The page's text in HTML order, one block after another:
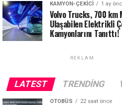
KAMYON-ÇEKICI 1 ay
Volvo Trucks, 700 km
Ulaşabilen Elektrikli
Kamyonlarını Tanıttı!
REKLAM
LATEST TRENDING
OTOBÜS 22 saat önce